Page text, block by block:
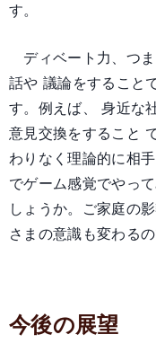
す。
ディベート力、つ
話や 議論をすること
す。例えば、 身近な
意見交換をすること
わりなく理論的に相
でゲーム感覚でやっ
しょうか。ご家庭の
さまの意識も変わる
今後の展望